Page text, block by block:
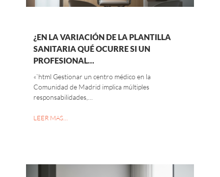
¿EN LA VARIACIÓN DE LA PLANTILLA
SANITARIA QUÉ OCURRE SI UN
PROFESIONAL…
«`html Gestionar un centro médico en la
Comunidad de Madrid implica múltiples
responsabilidades,…
LEER MAS…